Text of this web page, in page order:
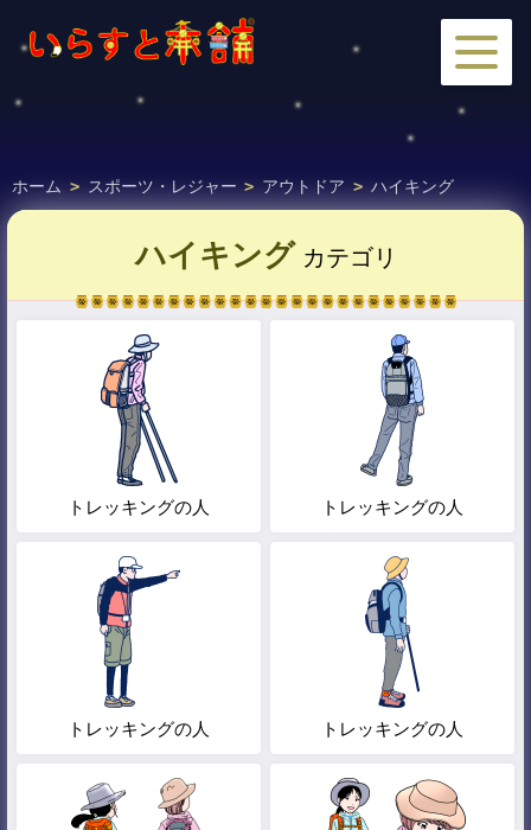
ホーム > スポーツ・レジャー > アウトドア > ハイキング
ハイキング カテゴリ
トレッキングの人 トレッキングの人
トレッキングの人 トレッキングの人